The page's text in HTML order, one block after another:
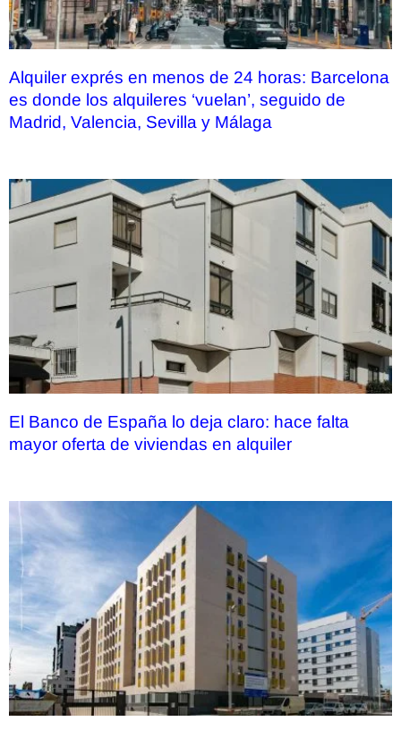
Alquiler exprés en menos de 24 horas: Barcelona
es donde los alquileres ‘vuelan’, seguido de
Madrid, Valencia, Sevilla y Málaga
El Banco de España lo deja claro: hace falta
mayor oferta de viviendas en alquiler